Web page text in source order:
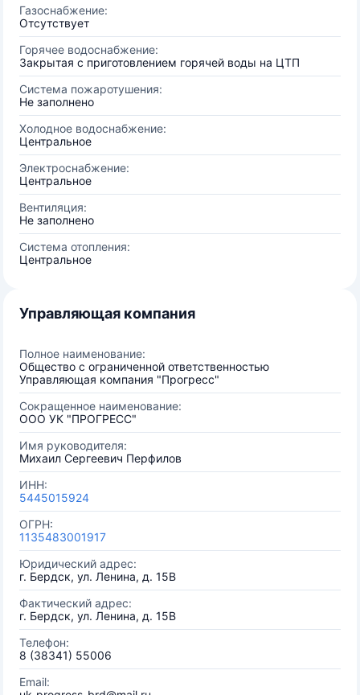
Газоснабжение:
Отсутствует
Горячее водоснабжение:
Закрытая с приготовлением горячей воды на ЦТП
Система пожаротушения:
Не заполнено
Холодное водоснабжение:
Центральное
Электроснабжение:
Центральное
Вентиляция:
Не заполнено
Система отопления:
Центральное
Управляющая компания
Полное наименование:
Общество с ограниченной ответственностью
Управляющая компания "Прогресс"
Сокращенное наименование:
ООО УК "ПРОГРЕСС"
Имя руководителя:
Михаил Сергеевич Перфилов
ИНН:
5445015924
ОГРН:
1135483001917
Юридический адрес:
г. Бердск, ул. Ленина, д. 15В
Фактический адрес:
г. Бердск, ул. Ленина, д. 15В
Телефон:
8 (38341) 55006
Email: